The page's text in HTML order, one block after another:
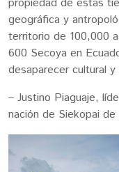
geográfica y
territorio de 100,000
600 Secoya en
desaparecer cultural y
– Justino Piaguaje,
nación de Siekopai de